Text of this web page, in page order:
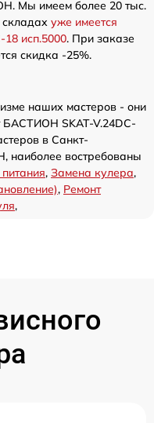
Мы имеем более 20 тыс.
уже имеется
18 исп.5000. При заказе
скидка -25%.
наших мастеров - они
БАСТИОН SKAT-V.24DC-
в Санкт-
наиболее востребованы
, Замена кулера,
, Ремонт
,